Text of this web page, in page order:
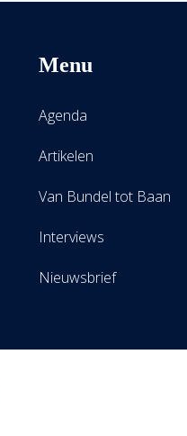
Menu
Agenda
Artikelen
Van Bundel tot Baan
Interviews
Nieuwsbrief